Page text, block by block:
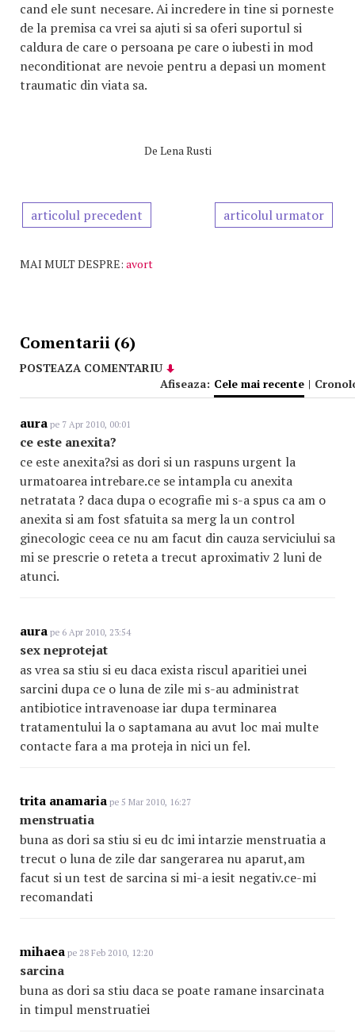
cand ele sunt necesare. Ai incredere in tine si porneste
de la premisa ca vrei sa ajuti si sa oferi suportul si
caldura de care o persoana pe care o iubesti in mod
neconditionat are nevoie pentru a depasi un moment
traumatic din viata sa.
De Lena Rusti
articolul precedent articolul urmator
MAI MULT DESPRE: avort
Comentarii (6)
POSTEAZA COMENTARIU
Afiseaza: Cele mai recente |
aura pe 7 Apr 2010, 00:01
ce este anexita?
ce este anexita?si as dori si un raspuns urgent la
urmatoarea intrebare.ce se intampla cu anexita
netratata ? daca dupa o ecografie mi s-a spus ca am o
anexita si am fost sfatuita sa merg la un control
ginecologic ceea ce nu am facut din cauza serviciului sa
mi se prescrie o reteta a trecut aproximativ 2 luni de
atunci.
aura pe 6 Apr 2010, 23:54
sex neprotejat
as vrea sa stiu si eu daca exista riscul aparitiei unei
sarcini dupa ce o luna de zile mi s-au administrat
antibiotice intravenoase iar dupa terminarea
tratamentului la o saptamana au avut loc mai multe
contacte fara a ma proteja in nici un fel.
trita anamaria pe 5 Mar 2010, 16:27
menstruatia
buna as dori sa stiu si eu dc imi intarzie menstruatia a
trecut o luna de zile dar sangerarea nu aparut,am
facut si un test de sarcina si mi-a iesit negativ.ce-mi
recomandati
mihaea pe 28 Feb 2010, 12:20
sarcina
buna as dori sa stiu daca se poate ramane insarcinata
in timpul menstruatiei